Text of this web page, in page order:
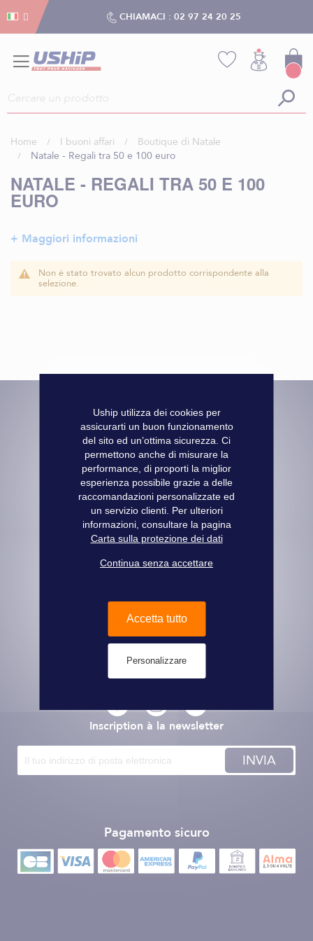
CHIAMACI : 02 97 24 20 25
Home I buoni affari
Boutique di Natale
Natale - Regali tra 50 e 100 euro
NATALE - REGALI TRA 50 E 100
EURO
+ Maggiori informazioni
Non è stato trovato alcun prodotto corrispondente alla
selezione.
Informazioni pratiche
Pagamento sicuro
Informazioni legali
Consegna - ritiro
Condizioni Generali di Vendita
/
Condizioni Generali di Riparazione
Chi siamo
Lavora con noi
Ulteriori informazioni
I nostri marchi
Inscription à la newsletter
INVIA
Pagamento sicuro
Veniteci a trovare sulle reti sociali
Gestion dei cookies
Uship utilizza dei cookies per
assicurarti un buon funzionamento
del sito ed un’ottima sicurezza. Ci
permettono anche di misurare la
performance, di proporti la miglior
esperienza possibile grazie a delle
raccomandazioni personalizzate ed
un servizio clienti. Per ulteriori
informazioni, consultare la pagina
Carta sulla protezione dei dati
Continua senza accettare
Accetta tutto
Personalizzare
Gestion dei cookies